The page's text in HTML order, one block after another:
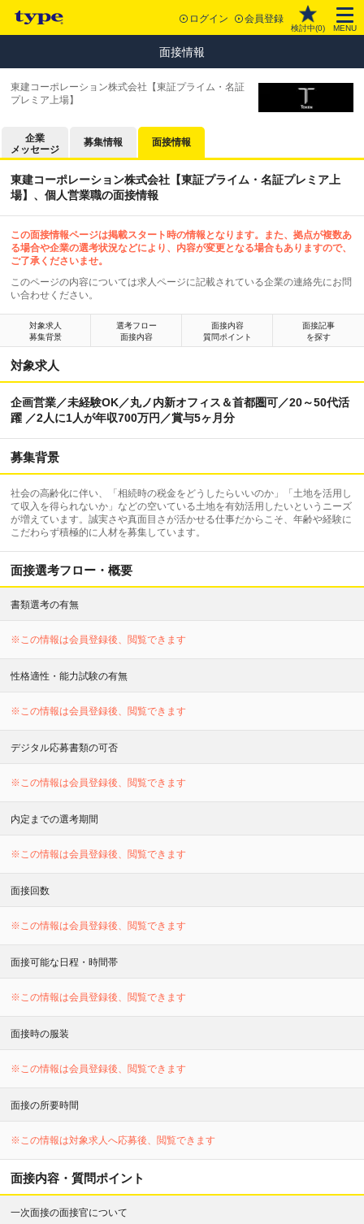
ログイン 会員登録
検討中(0) MENU
面接情報
東建コーポレーション株式会社【東証プライム・名証
プレミア上場】
企業
メッセージ
募集情報 面接情報
東建コーポレーション株式会社【東証プライム・名証プレミア上
場】、個人営業職の面接情報
この面接情報ページは掲載スタート時の情報となります。また、拠点が複数あ
る場合や企業の選考状況などにより、内容が変更となる場合もありますので、
ご了承くださいませ。
このページの内容については求人ページに記載されている企業の連絡先にお問
い合わせください。
対象求人
募集背景
選考フロー
面接内容
面接内容
質問ポイント
面接記事
を探す
対象求人
企画営業／未経験OK／丸ノ内新オフィス＆首都圏可／20～50代活
躍 ／2人に1人が年収700万円／賞与5ヶ月分
募集背景
社会の高齢化に伴い、「相続時の税金をどうしたらいいのか」「土地を活用し
て収入を得られないか」などの空いている土地を有効活用したいというニーズ
が増えています。誠実さや真面目さが活かせる仕事だからこそ、年齢や経験に
こだわらず積極的に人材を募集しています。
面接選考フロー・概要
書類選考の有無
※この情報は会員登録後、閲覧できます
性格適性・能力試験の有無
※この情報は会員登録後、閲覧できます
デジタル応募書類の可否
※この情報は会員登録後、閲覧できます
内定までの選考期間
※この情報は会員登録後、閲覧できます
面接回数
※この情報は会員登録後、閲覧できます
面接可能な日程・時間帯
※この情報は会員登録後、閲覧できます
面接時の服装
※この情報は会員登録後、閲覧できます
面接の所要時間
※この情報は対象求人へ応募後、閲覧できます
面接内容・質問ポイント
一次面接の面接官について